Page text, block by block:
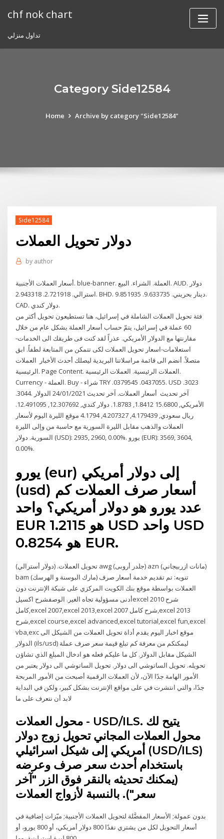
chf nok chart
تداول منزلي
Category Side12584
Home Archive by category "Side12584"
Side12584
دولار تحويل العملات
by author
أسعار العملات الأجنبية. blue-banner. العملة. الشراء. البيع. AUD. دولار
استرالي. 2.721918. 2.943318. BHD. دينار بحريني. 9.633735. 9.851935.
CAD. دولار كندي.
فئة تحويل العملات الشاملة في إسرائيل، هنا تستطيعون تحويل أكثر من
60 عملة في إسرائيل، يتمّ حساب أسعار العملة بشكل عام من خلال
مقارنتها مع الدولار الأمريكي. عذراً لقد كنت فى طريقك الى الخدمات-
استعلامات-اسعار تحويل العملات لكى تتمكن من المتابعة لطفاً. ابق
متصلاً. أنضم الى قائمة مراسلاتنا البريدية ليصلك أحدث الأخبار العملات
الرئيسية. Page Content. العملات الرئيسية. العملات الرئيسية.
Currency - العملة. Buy - شراء TRY .0379545 .0437055. USD .3023
.3044. آخر تحديث أسعار العملات. آخر تحديث 24/01/2021 الدولار
الأمريكي, 15.6800 1.8412, 1.8783. دولار كندي, 12.307692, 12.491095.
ريال سعودي, 4.179439, 4.207327, 4.1794 موقع الليرة اليوم لأسعار
العملات والذهب مقابل الليرة السورية مع حاسبة من وإلى الليرة
السورية. دولار (USD): 2935, 2960, 0.00%. يورو (EUR): 3569, 3604,
0.00%.
يورو (eur) إلى دولار أمريكي
(usd) أسعار صرف العملات كم
عدد يورو هو دولار أمريكي؟ واحد
EUR هو 1.2115 USD واحد USD
هو 0.8254 EUR.
تحويل العملات. (دولار أسترالي) awg (جلدر أروبى) azn (مانات ازربيجاني)
bam (مارك البوسنة و الهرسك) تنويه: تم تقديم خدمة أسعار صرف
العملات بواسطة موقع بنك الكويت المركزي على شبكة الإنترنت دون
أدنى مسؤولية تجاه الغير. الوصفشرح اكسيلexcel 2010 شرح
كامل,excel 2007,excel 2013,excel 2007 شرح كامل,excel 2013
شرح,excel course,excel advanced,excel tutorial,excel fun,excel
vba,exc موقع اخبار اليوم يقدم أداة تحويل العملات من الشيكل الى
الدولار (ils/usd) ليمكنكم من معرفة كم تبلغ قيمة سعر صرف عملة
الشيكل مقابل الدولار. كل ما عليكم فعله هو ادخال المبلغ الذي تشاؤن
تحويله. تحويل الساتوشي الى دولار. تحويل الساتوشي الى دولار يعتبر من
الأمور الهامة جدًا الآن، لأن العملات الرقمية أصبحت من الأمور المربحة
جدًا، والتي انتشرت في على مواقع الإنترنت بشكل كبير، ولكن في البداية
لابد أن نتعرف على ما
محول العملات - USD/ILS. يتيح لك
محول العملات المجاني تحويل زوج دولار
أمريكي إلى شيكل اسرائيلي (USD/ILS)
باستخدام أحدث سعر صرف وعرضه
(يمكنك تحديثه بالنقر فوق الزر "آخر
سعر"). بالنسبة لأزواج العملات
بدون عمولة; الأسعار المفضَّلة لتحويل العملات الأجنبية; ميّزات إضافية في
أسعار التحويل لكل من يشتري نقدًا 800 دولار أمريكي، أو 800 يورو، أو